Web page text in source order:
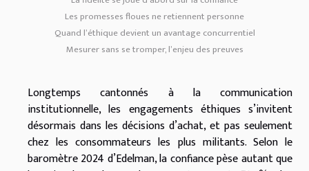
Les promesses floues ne retiennent personne
Quand l’éthique devient un avantage concurrentiel
Mesurer sans se tromper, l’enjeu des preuves
Longtemps cantonnés à la communication
institutionnelle, les engagements éthiques s’invitent
désormais dans les décisions d’achat, et pas seulement
chez les consommateurs les plus militants. Selon le
baromètre 2024 d’Edelman, la confiance pèse autant que